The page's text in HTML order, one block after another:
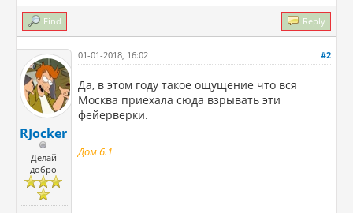
Find Reply
RJocker
Делай
добро
#2
01-01-2018, 16:02
Да, в этом году такое ощущение что вся
Москва приехала сюда взрывать эти
фейерверки.
Дом 6.1